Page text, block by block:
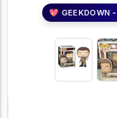
💖 GEEKDOWN